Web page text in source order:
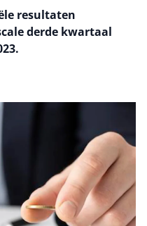
resultaten
derde kwartaal